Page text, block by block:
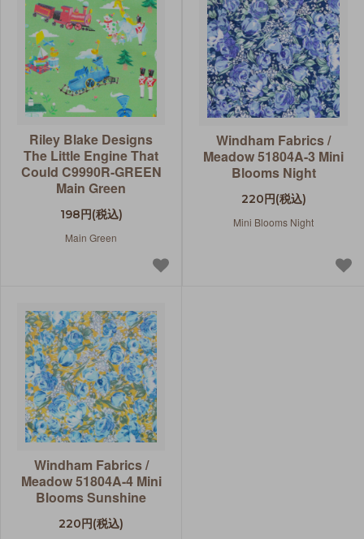
Riley Blake Designs
The Little Engine That
Could C9990R-GREEN
Main Green
198円(税込)
Main Green
Windham Fabrics /
Meadow 51804A-3 Mini
Blooms Night
220円(税込)
Mini Blooms Night
Windham Fabrics /
Meadow 51804A-4 Mini
Blooms Sunshine
220円(税込)